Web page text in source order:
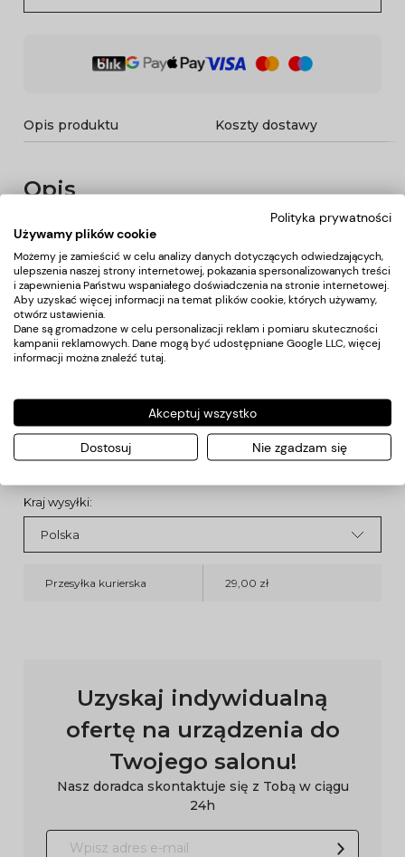
Opis produktu Koszty dostawy
Opis
Pomocnik fryzjerski dwustronny w kolorze starego złota,
posiada 4 kuwety i uchwyty na akcesoria fryzjerskie.
Stablina konstrukcja zapewni długotrwałe użytkowanie.
Stolik osadzony na gumowanych kółkach, dzięki którym
narzędzia będą zawsze pod ręką.
Elementy złote są lakierowane. Uszkodzenia
Koszty dostawy
Kraj wysyłki:
Przesyłka kurierska 29,00 zł
Uzyskaj indywidualną
ofertę na urządzenia do
Twojego salonu!
Nasz doradca skontaktuje się z Tobą w ciągu
24h
Polityka prywatności
Używamy plików cookie
Możemy je zamieścić w celu analizy danych dotyczących odwiedzających,
ulepszenia naszej strony internetowej, pokazania spersonalizowanych treści
i zapewnienia Państwu wspaniałego doświadczenia na stronie internetowej.
Aby uzyskać więcej informacji na temat plików cookie, których używamy,
otwórz ustawienia.
Dane są gromadzone w celu personalizacji reklam i pomiaru skuteczności
kampanii reklamowych. Dane mogą być udostępniane Google LLC, więcej
informacji można znaleźć tutaj
Akceptuj wszystko
Dostosuj Nie zgadzam się